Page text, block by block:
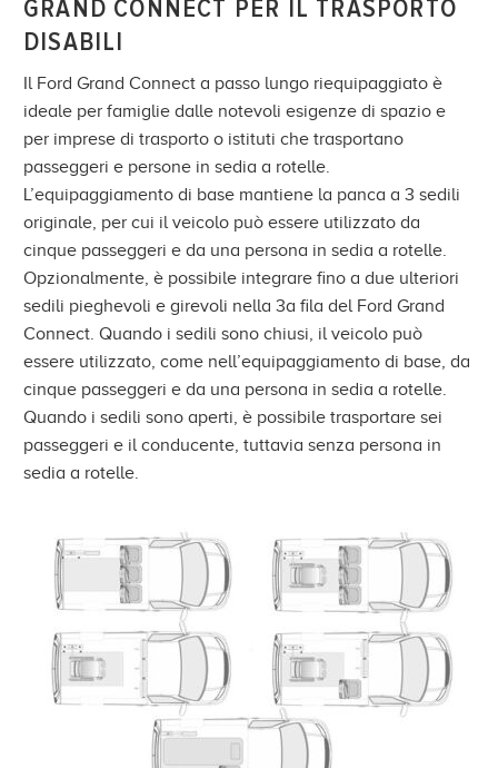
GRAND CONNECT PER IL TRASPORTO
DISABILI
Il Ford Grand Connect a passo lungo riequipaggiato è
ideale per famiglie dalle notevoli esigenze di spazio e
per imprese di trasporto o istituti che trasportano
passeggeri e persone in sedia a rotelle.
L’equipaggiamento di base mantiene la panca a 3 sedili
originale, per cui il veicolo può essere utilizzato da
cinque passeggeri e da una persona in sedia a rotelle.
Opzionalmente, è possibile integrare fino a due ulteriori
sedili pieghevoli e girevoli nella 3a fila del Ford Grand
Connect. Quando i sedili sono chiusi, il veicolo può
essere utilizzato, come nell’equipaggiamento di base, da
cinque passeggeri e da una persona in sedia a rotelle.
Quando i sedili sono aperti, è possibile trasportare sei
passeggeri e il conducente, tuttavia senza persona in
sedia a rotelle.